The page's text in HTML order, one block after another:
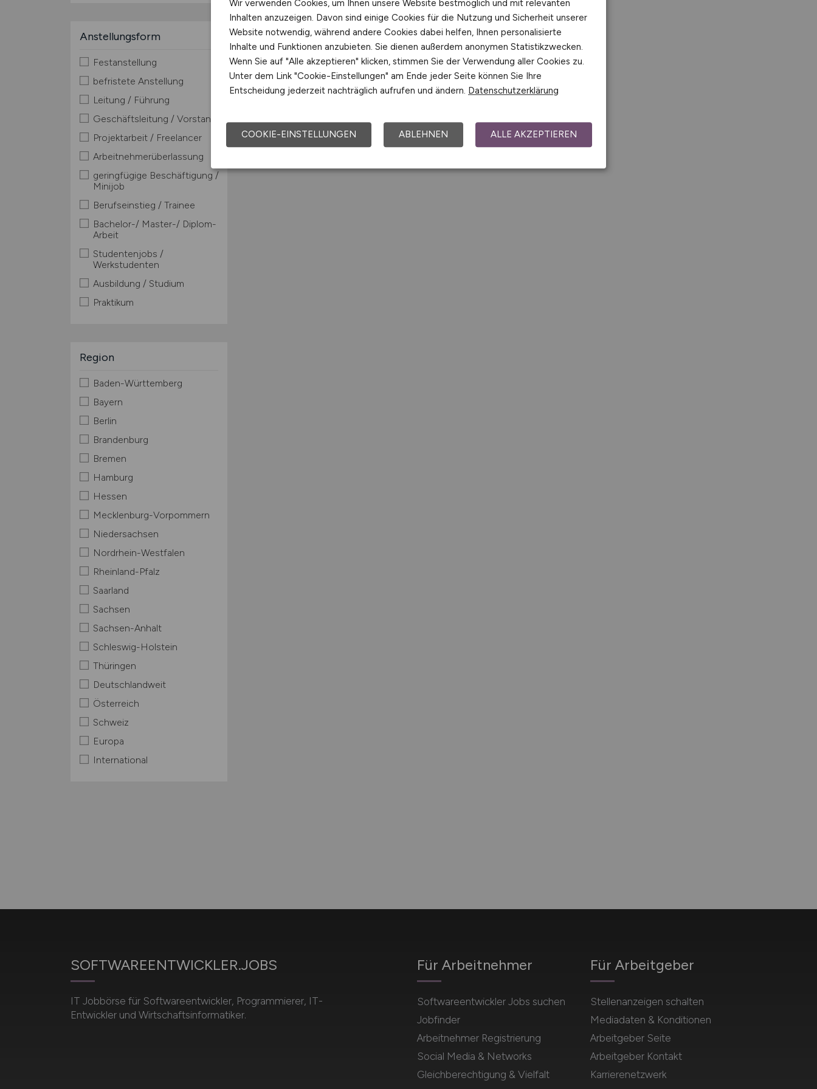
Anstellungsform
Festanstellung
befristete Anstellung
Leitung / Führung
Geschäftsleitung / Vorstand
Projektarbeit / Freelancer
Arbeitnehmerüberlassung
geringfügige Beschäftigung /
Minijob
Berufseinstieg / Trainee
Bachelor-/ Master-/ Diplom-
Arbeit
Studentenjobs /
Werkstudenten
Ausbildung / Studium
Praktikum
Region
Baden-Württemberg
Bayern
Berlin
Brandenburg
Bremen
Hamburg
Hessen
Mecklenburg-Vorpommern
Niedersachsen
Nordrhein-Westfalen
Rheinland-Pfalz
Saarland
Sachsen
Sachsen-Anhalt
Schleswig-Holstein
Thüringen
Deutschlandweit
Österreich
Schweiz
Europa
International
SOFTWAREENTWICKLER.JOBS
IT Jobbörse für Softwareentwickler, Programmierer, IT-
Entwickler und Wirtschaftsinformatiker.
Für Arbeitnehmer
Softwareentwickler Jobs suchen
Jobfinder
Arbeitnehmer Registrierung
Social Media & Networks
Gleichberechtigung & Vielfalt
Für Arbeitgeber
Stellenanzeigen schalten
Mediadaten & Konditionen
Arbeitgeber Seite
Arbeitgeber Kontakt
Karrierenetzwerk
Wir verwenden Cookies, um Ihnen unsere Website bestmöglich und mit relevanten
Inhalten anzuzeigen. Davon sind einige Cookies für die Nutzung und Sicherheit unserer
Website notwendig, während andere Cookies dabei helfen, Ihnen personalisierte
Inhalte und Funktionen anzubieten. Sie dienen außerdem anonymen Statistikzwecken.
Wenn Sie auf "Alle akzeptieren" klicken, stimmen Sie der Verwendung aller Cookies zu.
Unter dem Link "Cookie-Einstellungen" am Ende jeder Seite können Sie Ihre
Entscheidung jederzeit nachträglich aufrufen und ändern. Datenschutzerklärung
COOKIE-EINSTELLUNGEN ABLEHNEN ALLE AKZEPTIEREN